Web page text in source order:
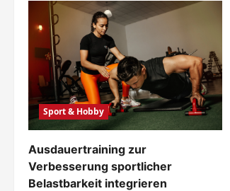
Sport & Hobby
Ausdauertraining zur
Verbesserung sportlicher
Belastbarkeit integrieren